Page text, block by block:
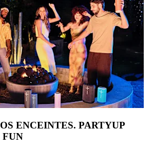
ENCEINTES. PARTYUP
FUN